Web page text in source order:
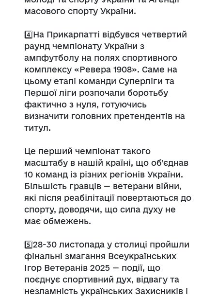
масового спорту України.
4️⃣На Прикарпатті відбувся четвертий
раунд чемпіонату України з
ампфутболу на полях спортивного
комплексу «Ревера 1908». Саме на
цьому етапі команди Суперліги та
Першої ліги розпочали боротьбу
фактично з нуля, готуючись
визначити головних претендентів на
титул.
Це перший чемпіонат такого
масштабу в нашій країні, що об’єднав
10 команд із різних регіонів України.
Більшість гравців — ветерани війни,
які після реабілітації повертаються до
спорту, доводячи, що сила духу не
має обмежень.
5️⃣28-30 листопада у столиці пройшли
фінальні змагання Всеукраїнських
Ігор Ветеранів 2025 — події, що
поєднує спортивний дух, відвагу та
незламність українських Захисників і